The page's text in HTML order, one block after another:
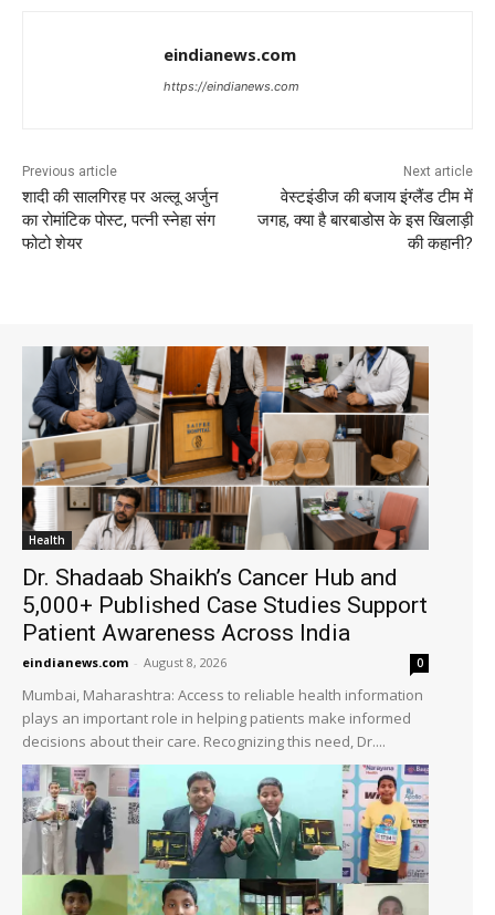
eindianews.com
https://eindianews.com
Previous article
शादी की सालगिरह पर अल्लू अर्जुन
का रोमांटिक पोस्ट, पत्नी स्नेहा संग
फोटो शेयर
Next article
वेस्टइंडीज की बजाय इंग्लैंड टीम में
जगह, क्या है बारबाडोस के इस खिलाड़ी
की कहानी?
Health
Dr. Shadaab Shaikh’s Cancer Hub and
5,000+ Published Case Studies Support
Patient Awareness Across India
eindianews.com - August 8, 2026 0
Mumbai, Maharashtra: Access to reliable health information
plays an important role in helping patients make informed
decisions about their care. Recognizing this need, Dr....